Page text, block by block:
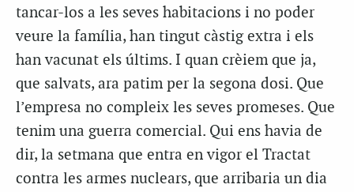
tancar-los a les seves habitacions i no poder
veure la família, han tingut càstig extra i els
han vacunat els últims. I quan crèiem que ja,
que salvats, ara patim per la segona dosi. Que
l’empresa no compleix les seves promeses. Que
tenim una guerra comercial. Qui ens havia de
dir, la setmana que entra en vigor el Tractat
contra les armes nuclears, que arribaria un dia